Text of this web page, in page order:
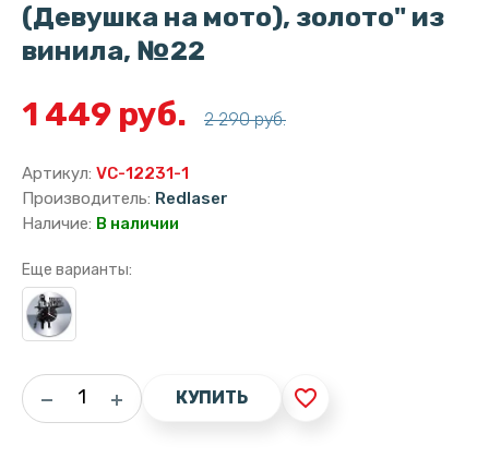
(Девушка на мото), золото" из
винила, №22
1 449 руб. 2 290 руб.
Артикул: VC-12231-1
Производитель: Redlaser
Наличие: В наличии
Еще варианты:
КУПИТЬ favorite_border